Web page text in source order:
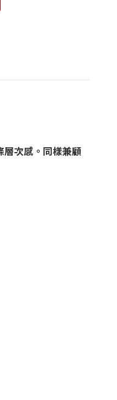
次感。同樣兼顧